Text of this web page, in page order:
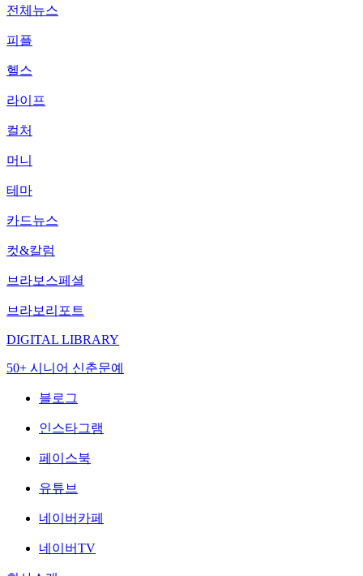
전체뉴스
피플
헬스
라이프
컬처
머니
테마
카드뉴스
컷&칼럼
브라보스페셜
브라보리포트
DIGITAL LIBRARY
50+ 시니어 신춘문예
블로그
인스타그램
페이스북
유튜브
네이버카페
네이버TV